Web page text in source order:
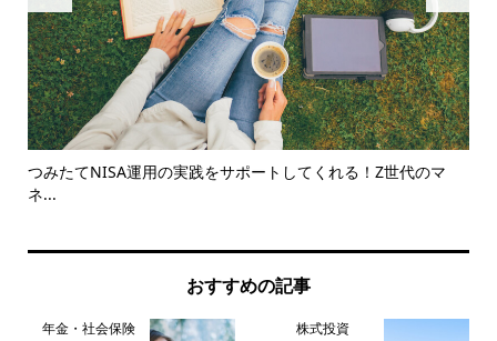
つみたてNISA運用の実践をサポートしてくれる！Z世代のマ
ネ...
おすすめの記事
年金・社会保険 株式投資